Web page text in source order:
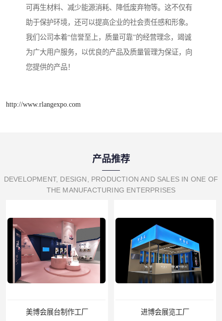
可再生材料、减少能源消耗、降低废弃物等。这不仅有
助于保护环境，还可以提高企业的社会责任感和形象。
我们公司本着“信誉至上，质量可靠”的经营理念，竭诚
为广大用户服务，以优良的产品及质量管理为保证，向
您提供的产品！
http://www.rlangexpo.com
产品推荐
DEVELOPMENT, DESIGN, PRODUCTION AND SALES IN ONE OF
THE MANUFACTURING ENTERPRISES
会展台制作工厂 进博会展览工厂